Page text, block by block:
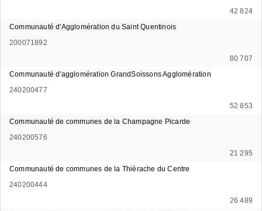
42 824
Communauté d'Agglomération du Saint Quentinois
200071892
80 707
Communauté d'agglomération GrandSoissons Agglomération
240200477
52 853
Communauté de communes de la Champagne Picarde
240200576
21 295
Communauté de communes de la Thiérache du Centre
240200444
26 489